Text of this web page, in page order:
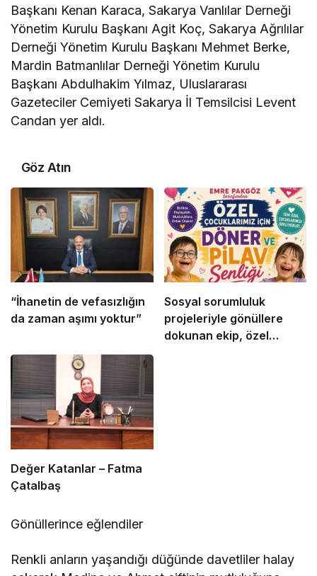
Başkanı Kenan Karaca, Sakarya Vanlılar Derneği
Yönetim Kurulu Başkanı Agit Koç, Sakarya Ağrılılar
Derneği Yönetim Kurulu Başkanı Mehmet Berke,
Mardin Batmanlılar Derneği Yönetim Kurulu
Başkanı Abdulhakim Yılmaz, Uluslararası
Gazeteciler Cemiyeti Sakarya İl Temsilcisi Levent
Candan yer aldı.
Göz Atın
“İhanetin de vefasızlığın
da zaman aşımı yoktur”
Sosyal sorumluluk
projeleriyle gönüllere
dokunan ekip, özel
Değer Katanlar – Fatma
Çatalbaş
Gönüllerince eğlendiler
Renkli anların yaşandığı düğünde davetliler halay